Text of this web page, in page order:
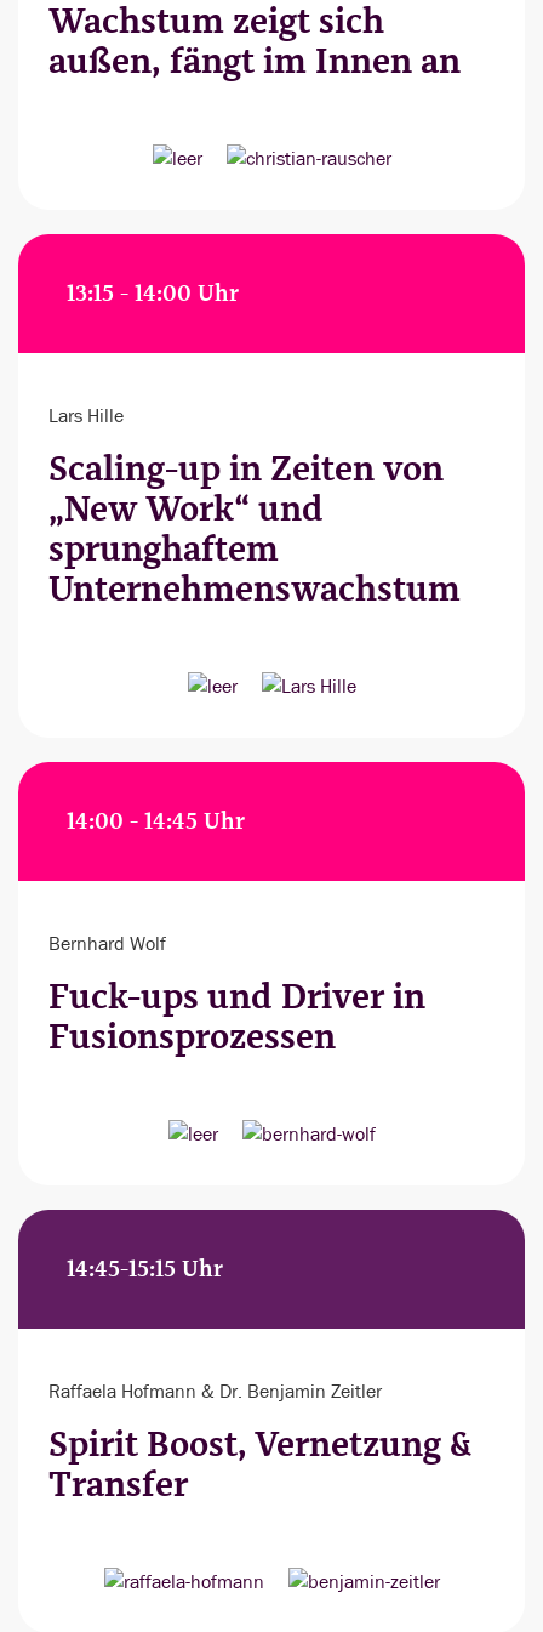
Wachstum zeigt sich
außen, fängt im Innen an
13:15 - 14:00 Uhr
Lars Hille
Scaling-up in Zeiten von
„New Work“ und
sprunghaftem
Unternehmenswachstum
14:00 - 14:45 Uhr
Bernhard Wolf
Fuck-ups und Driver in
Fusionsprozessen
14:45-15:15 Uhr
Raffaela Hofmann & Dr. Benjamin Zeitler
Spirit Boost, Vernetzung &
Transfer